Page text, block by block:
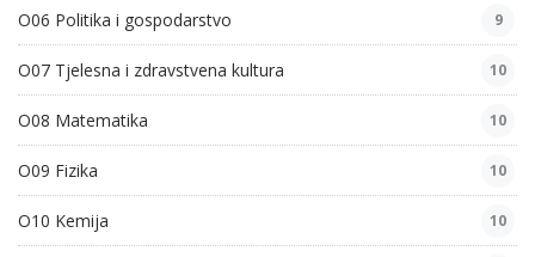
O06 Politika i gospodarstvo 9
O07 Tjelesna i zdravstvena kultura 10
O08 Matematika 10
O09 Fizika 10
O10 Kemija 10